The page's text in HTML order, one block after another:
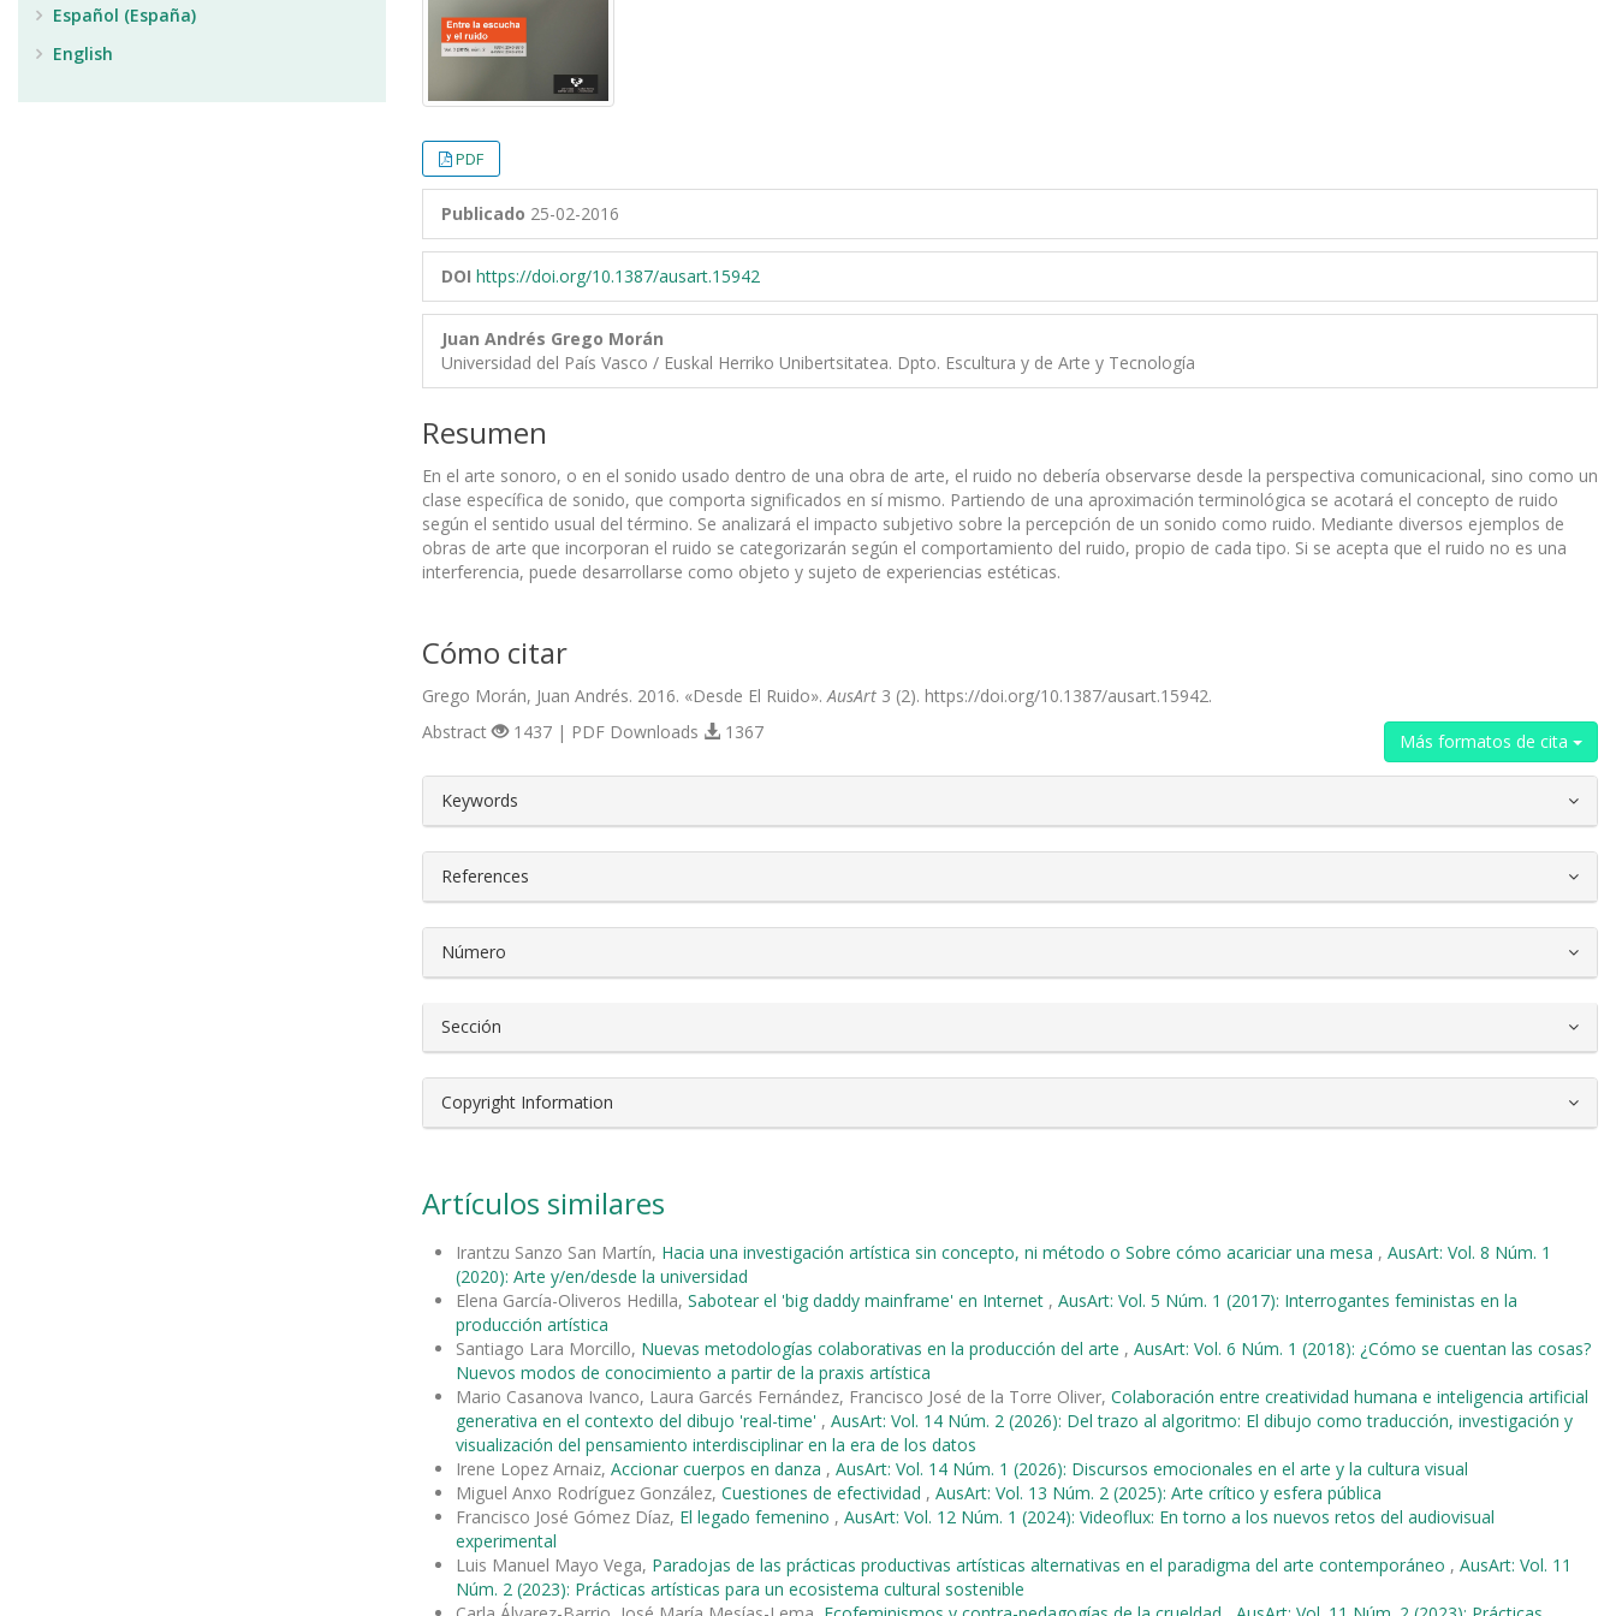
PDF
Publicado 25-02-2016
DOI https://doi.org/10.1387/ausart.15942
Juan Andrés Grego Morán
Universidad del País Vasco / Euskal Herriko Unibertsitatea. Dpto. Escultura y de Arte y Tecnología
Resumen
En el arte sonoro, o en el sonido usado dentro de una obra de arte, el ruido no debería observarse desde la perspectiva comunicacional, sino como un
clase específica de sonido, que comporta significados en sí mismo. Partiendo de una aproximación terminológica se acotará el concepto de ruido
según el sentido usual del término. Se analizará el impacto subjetivo sobre la percepción de un sonido como ruido. Mediante diversos ejemplos de
obras de arte que incorporan el ruido se categorizarán según el comportamiento del ruido, propio de cada tipo. Si se acepta que el ruido no es una
interferencia, puede desarrollarse como objeto y sujeto de experiencias estéticas.
Cómo citar
Grego Morán, Juan Andrés. 2016. «Desde El Ruido». AusArt 3 (2). https://doi.org/10.1387/ausart.15942.
Más formatos de cita
Abstract 1437 | PDF Downloads 1367
##plugins.themes.bootstrap3.article.details##
Keywords
References
Número
Sección
Copyright Information
Artículos similares
Irantzu Sanzo San Martín, Hacia una investigación artística sin concepto, ni método o Sobre cómo acariciar una mesa , AusArt: Vol. 8 Núm. 1
(2020): Arte y/en/desde la universidad
Elena García-Oliveros Hedilla, Sabotear el 'big daddy mainframe' en Internet , AusArt: Vol. 5 Núm. 1 (2017): Interrogantes feministas en la
producción artística
Santiago Lara Morcillo, Nuevas metodologías colaborativas en la producción del arte , AusArt: Vol. 6 Núm. 1 (2018): ¿Cómo se cuentan las cosas?
Nuevos modos de conocimiento a partir de la praxis artística
Mario Casanova Ivanco, Laura Garcés Fernández, Francisco José de la Torre Oliver, Colaboración entre creatividad humana e inteligencia artificial
generativa en el contexto del dibujo 'real-time' , AusArt: Vol. 14 Núm. 2 (2026): Del trazo al algoritmo: El dibujo como traducción, investigación y
visualización del pensamiento interdisciplinar en la era de los datos
Irene Lopez Arnaiz, Accionar cuerpos en danza , AusArt: Vol. 14 Núm. 1 (2026): Discursos emocionales en el arte y la cultura visual
Miguel Anxo Rodríguez González, Cuestiones de efectividad , AusArt: Vol. 13 Núm. 2 (2025): Arte crítico y esfera pública
Francisco José Gómez Díaz, El legado femenino , AusArt: Vol. 12 Núm. 1 (2024): Videoflux: En torno a los nuevos retos del audiovisual
experimental
Luis Manuel Mayo Vega, Paradojas de las prácticas productivas artísticas alternativas en el paradigma del arte contemporáneo , AusArt: Vol. 11
Núm. 2 (2023): Prácticas artísticas para un ecosistema cultural sostenible
Español (España)
English